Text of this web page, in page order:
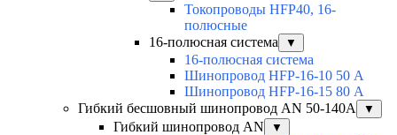
Токопроводы HFP40, 16-
полюсные
16-полюсная система
▼
16-полюсная система
Шинопровод HFP-16-10 50 А
Шинопровод HFP-16-15 80 А
Гибкий бесшовный шинопровод AN 50-140А
▼
Гибкий шинопровод AN ▼